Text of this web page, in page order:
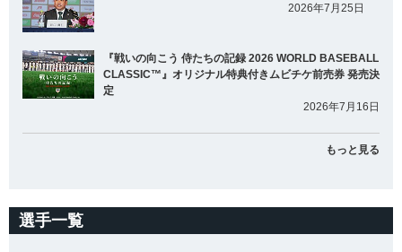
2026年7月25日
『戦いの向こう 侍たちの記録 2026 WORLD BASEBALL
CLASSIC™』オリジナル特典付きムビチケ前売券 発売決
定
2026年7月16日
もっと見る
選手一覧